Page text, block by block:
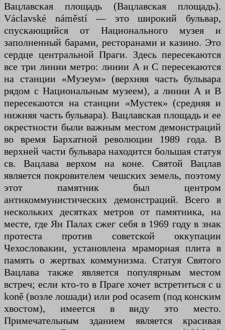
Вацлавская площадь (Вацлавская площадь).
Václavské náměstí — это широкий бульвар,
спускающийся от Национального музея и
заполненный барами, ресторанами и казино. Это
сердце центральной Праги. Здесь пересекаются
все три линии метро: линии А и С пересекаются
на станции «Музеум» (верхняя часть бульвара
рядом с Национальным музеем), а линии А и В
пересекаются на станции «Мустек» (средняя и
нижняя часть бульвара). Вацлавская площадь и ее
окрестности были важным местом демонстраций
во время Бархатной революции 1989 года. В
верхней части бульвара находится большая статуя
св. Вацлава верхом на коне. Святой Вацлав
является покровителем чешских земель, поэтому
этот памятник был центром
антикоммунистических демонстраций. Всего в
нескольких десятках метров от памятника, на
месте, где Ян Палах сжег себя в 1969 году в знак
протеста против советской оккупации
Чехословакии, установлена ​​мраморная плита в
память о жертвах коммунизма. Статуя Святого
Вацлава также является популярным местом
встреч; если кто-то в Праге хочет встретиться с u
koně (возле лошади) или pod ocasem (под конским
хвостом), имеется в виду это место.
Примечательным зданием является красивая